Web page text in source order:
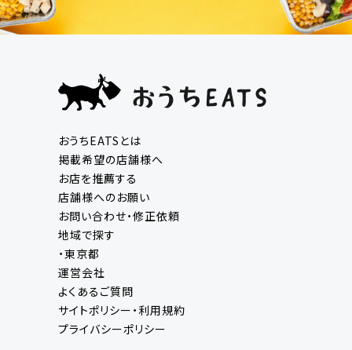
おうちEATSとは
掲載希望の店舗様へ
お店を推薦する
店舗様へのお願い
お問い合わせ・修正依頼
地域で探す
・東京都
運営会社
よくあるご質問
サイトポリシー・利用規約
プライバシーポリシー